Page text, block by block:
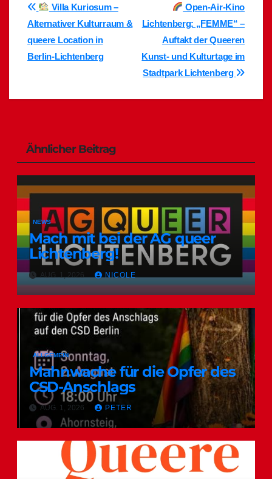
BeitragsnavigationOpen-Air-Kino
Lichtenberg: „FEMME“ –
Auftakt der Queeren
Kunst- und Kulturtage im
Stadtpark Lichtenberg
Villa Kuriosum –
Alternativer Kulturraum &
queere Location in
Berlin‑Lichtenberg
Ähnlicher Beitrag
NEWS
Mach mit bei der AG queer
Lichtenberg!
AUG. 1, 2026 NICOLE
ALLGEMEIN
Mahnwache für die Opfer des
CSD-Anschlags
AUG. 1, 2026 PETER